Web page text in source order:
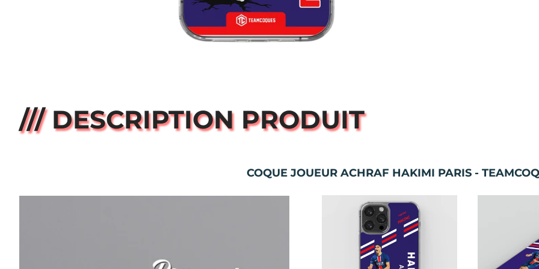
/// DESCRIPTION PRODUIT
COQUE JOUEUR ACHRAF HAKIMI PARIS -